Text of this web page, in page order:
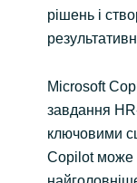
рішень і
Microsoft
завдання
ключовими
Copilot може